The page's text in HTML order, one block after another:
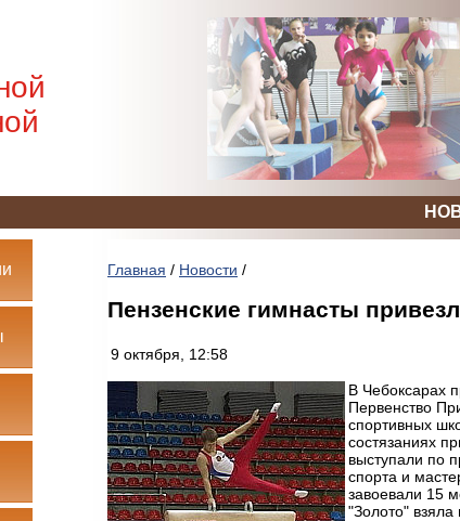
Главная / Новости /
Пензенские гимнасты
9 октября, 12:58
В Чебоксарах
Первенство
спортивных
состязаниях
выступали по
спорта и
завоевали 15
"Золото"